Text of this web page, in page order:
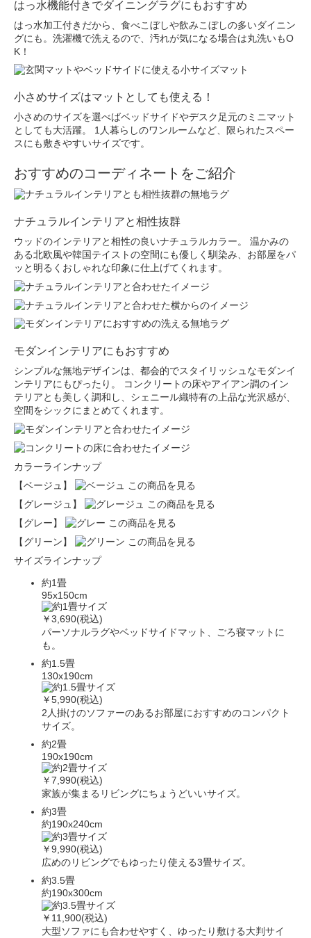
はっ水機能付きでダイニングラグにもおすすめ
はっ水加工付きだから、食べこぼしや飲みこぼしの多いダイニン
グにも。洗濯機で洗えるので、汚れが気になる場合は丸洗いもO
K！
小さめサイズはマットとしても使える！
小さめのサイズを選べばベッドサイドやデスク足元のミニマット
としても大活躍。 1人暮らしのワンルームなど、限られたスペー
スにも敷きやすいサイズです。
おすすめのコーディネートをご紹介
ナチュラルインテリアと相性抜群
ウッドのインテリアと相性の良いナチュラルカラー。 温かみの
ある北欧風や韓国テイストの空間にも優しく馴染み、お部屋をパ
ッと明るくおしゃれな印象に仕上げてくれます。
モダンインテリアにもおすすめ
シンプルな無地デザインは、都会的でスタイリッシュなモダンイ
ンテリアにもぴったり。 コンクリートの床やアイアン調のイン
テリアとも美しく調和し、シェニール織特有の上品な光沢感が、
空間をシックにまとめてくれます。
カラーラインナップ
【ベージュ】
この商品を見る
【グレージュ】
この商品を見る
【グレー】
この商品を見る
【グリーン】
この商品を見る
サイズラインナップ
約1畳
95x150cm
￥3,690(税込)
パーソナルラグやベッドサイドマット、ごろ寝マットに
も。
約1.5畳
130x190cm
￥5,990(税込)
2人掛けのソファーのあるお部屋におすすめのコンパクト
サイズ。
約2畳
190x190cm
￥7,990(税込)
家族が集まるリビングにちょうどいいサイズ。
約3畳
約190x240cm
￥9,990(税込)
広めのリビングでもゆったり使える3畳サイズ。
約3.5畳
約190x300cm
￥11,900(税込)
大型ソファにも合わせやすく、ゆったり敷ける大判サイ